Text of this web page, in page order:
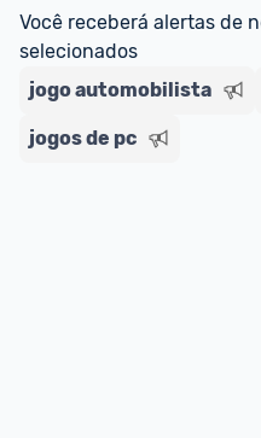
Você receberá alertas de
selecionados
jogo automobilista
jogos de pc